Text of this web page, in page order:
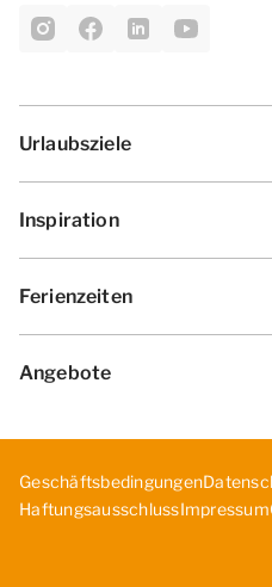
Urlaubsziele
Inspiration
Ferienzeiten
Angebote
Geschäftsbedingungen
Haf­tun­gsa­uss­chl­ussImpressum